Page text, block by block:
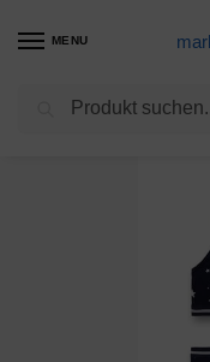
MENU
Bikini Produkte / Jowowha